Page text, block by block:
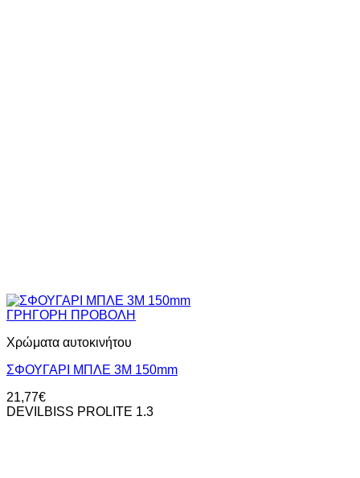
ΓΡΗΓΟΡΗ ΠΡΟΒΟΛΗ
Χρώματα αυτοκινήτου
ΣΦΟΥΓΑΡΙ ΜΠΛΕ 3M 150mm
21,77€
DEVILBISS PROLITE 1.3